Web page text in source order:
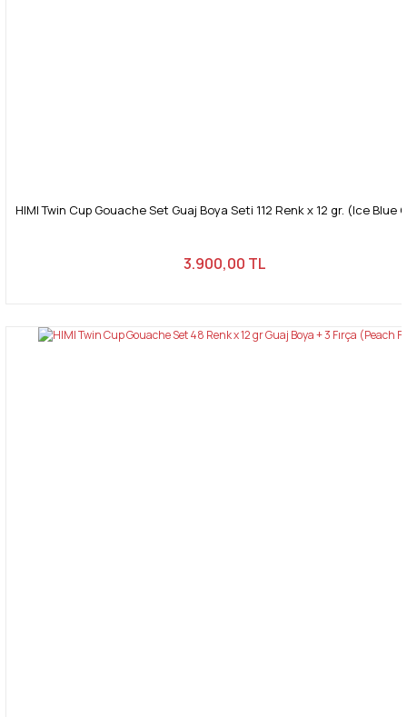
HIMI Twin Cup Gouache Set Guaj Boya Seti 112 Renk x 12 gr. (Ice Blue
3.900,00 TL